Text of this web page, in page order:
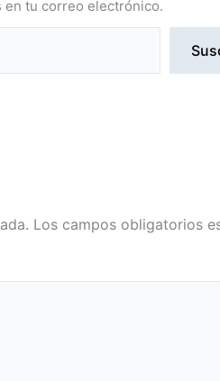
en tu correo electrónico.
Los campos obligatorios